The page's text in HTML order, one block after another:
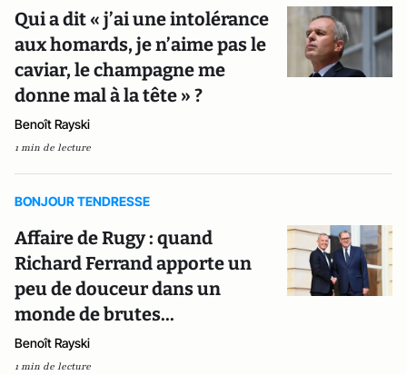
Qui a dit « j’ai une intolérance
aux homards, je n’aime pas le
caviar, le champagne me
donne mal à la tête » ?
Benoît Rayski
1 min de lecture
BONJOUR TENDRESSE
Affaire de Rugy : quand
Richard Ferrand apporte un
peu de douceur dans un
monde de brutes...
Benoît Rayski
1 min de lecture